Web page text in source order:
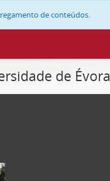
de conteúdos.
de Évora